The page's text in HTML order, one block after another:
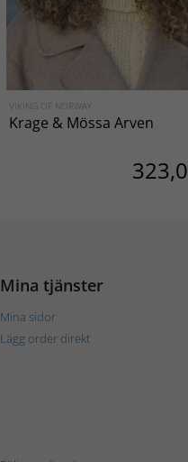
VIKING OF NORWAY
Krage & Mössa Arven
Mina tjänster
Mina sidor
Lägg order direkt